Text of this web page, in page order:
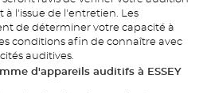
l'issue de l'entretien. Les
de déterminer votre capacité à
conditions afin de connaître avec
auditives.
d'appareils auditifs à ESSEY